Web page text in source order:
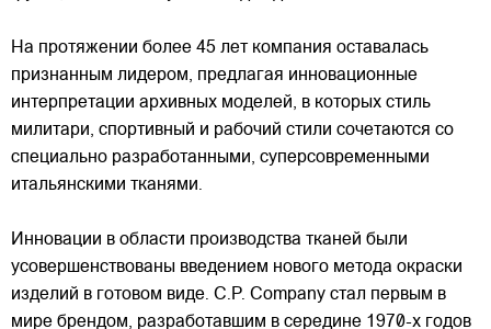
На протяжении более 45 лет компания оставалась
признанным лидером, предлагая инновационные
интерпретации архивных моделей, в которых стиль
милитари, спортивный и рабочий стили сочетаются со
специально разработанными, суперсовременными
итальянскими тканями.
Инновации в области производства тканей были
усовершенствованы введением нового метода окраски
изделий в готовом виде. C.P. Company стал первым в
мире брендом, разработавшим в середине 1970-х годов